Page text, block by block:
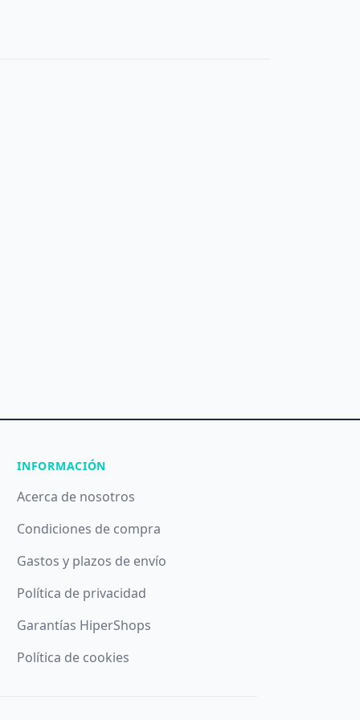
INFORMACIÓN
Acerca de nosotros
Condiciones de compra
Gastos y plazos de envío
Política de privacidad
Garantías HiperShops
Política de cookies